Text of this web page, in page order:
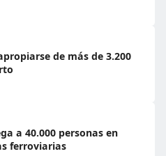
de más de 3.200
a 40.000 personas en
ferroviarias